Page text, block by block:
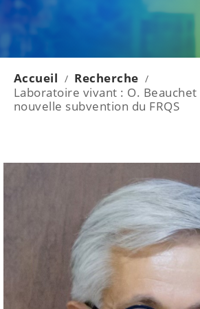
Accueil / Recherche /
Laboratoire vivant : O.
nouvelle subvention du FRQS